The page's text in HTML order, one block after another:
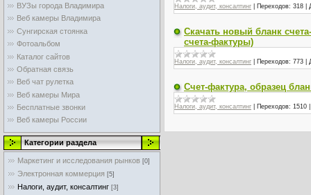
ВУЗы города Владимира
Веб камеры Владимира
Сунгирская стоянка
Фотоальбом
Каталог сайтов
Обратная связь
Веб чат рулетка
Веб камеры Мира
Бесплатные звонки
Веб камеры России
Категории раздела
Маркетинг и исследования рынков [0]
Электронная коммерция [5]
Налоги, аудит, консалтинг [3]
Налоги, аудит, консалтинг Переходов: 318
Скачать новый бланк
счета-фактуры)
Налоги, аудит, консалтинг Переходов: 773
Счет-фактура, образец
Налоги, аудит, консалтинг Переходов: 1510